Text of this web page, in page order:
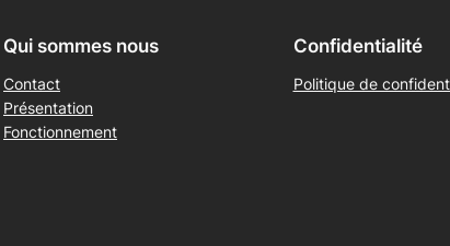
Qui sommes nous
Contact
Présentation
Fonctionnement
Confidentialité
Politique de